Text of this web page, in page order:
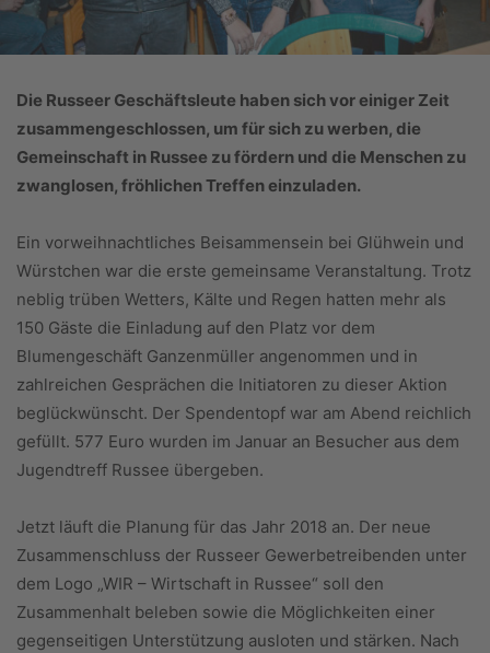
Die Russeer Geschäftsleute haben sich vor einiger Zeit
zusammengeschlossen, um für sich zu werben, die
Gemeinschaft in Russee zu fördern und die Menschen zu
zwanglosen, fröhlichen Treffen einzuladen.
Ein vorweihnachtliches Beisammensein bei Glühwein und
Würstchen war die erste gemeinsame Veranstaltung. Trotz
neblig trüben Wetters, Kälte und Regen hatten mehr als
150 Gäste die Einladung auf den Platz vor dem
Blumengeschäft Ganzenmüller angenommen und in
zahlreichen Gesprächen die Initiatoren zu dieser Aktion
beglückwünscht. Der Spendentopf war am Abend reichlich
gefüllt. 577 Euro wurden im Januar an Besucher aus dem
Jugendtreff Russee übergeben.
Jetzt läuft die Planung für das Jahr 2018 an. Der neue
Zusammenschluss der Russeer Gewerbetreibenden unter
dem Logo „WIR – Wirtschaft in Russee“ soll den
Zusammenhalt beleben sowie die Möglichkeiten einer
gegenseitigen Unterstützung ausloten und stärken. Nach